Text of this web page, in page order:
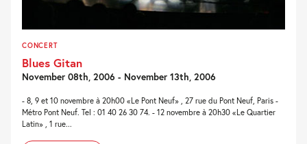
CONCERT
Blues Gitan
November 08th, 2006 - November 13th, 2006
- 8, 9 et 10 novembre à 20h00 «Le Pont Neuf» , 27 rue du Pont Neuf, Paris -
Métro Pont Neuf. Tel : 01 40 26 30 74. - 12 novembre à 20h30 «Le Quartier
Latin» , 1 rue...